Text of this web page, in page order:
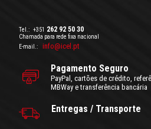
Tel.: +351 262 92 50 30
Chamada para rede fixa nacional
E-mail.:
info@icel.pt
Pagamento Seguro
PayPal, cartões de crédito,
MBWay e transferência bancária
Entregas / Transporte